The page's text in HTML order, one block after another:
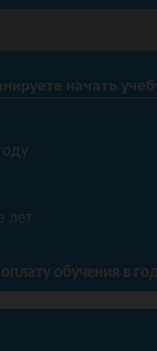
начать
лет
обучения в